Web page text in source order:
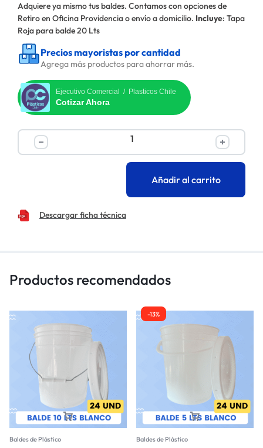
Adquiere ya mismo tus baldes. Contamos con opciones de
Retiro en Oficina Providencia o envío a domicilio. Incluye: Tapa
Roja para balde 20 Lts
Precios mayoristas por cantidad
Agrega más productos para ahorrar más.
Ejecutivo Comercial / Plasticos Chile
Cotizar Ahora
Añadir al carrito
Descargar ficha técnica
Productos recomendados
Baldes de Plástico
-13%
Baldes de Plástico